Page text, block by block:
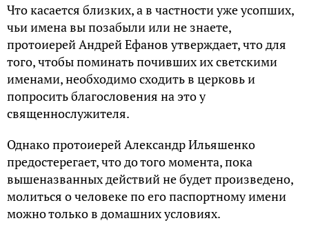
Что касается близких, а в частности уже усопших,
чьи имена вы позабыли или не знаете,
протоиерей Андрей Ефанов утверждает, что для
того, чтобы поминать почивших их светскими
именами, необходимо сходить в церковь и
попросить благословения на это у
священнослужителя.
Однако протоиерей Александр Ильяшенко
предостерегает, что до того момента, пока
вышеназванных действий не будет произведено,
молиться о человеке по его паспортному имени
можно только в домашних условиях.